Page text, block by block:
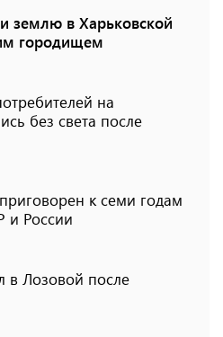
землю в Харьковской
городищем
на
без света после
к семи годам
и России
в Лозовой после